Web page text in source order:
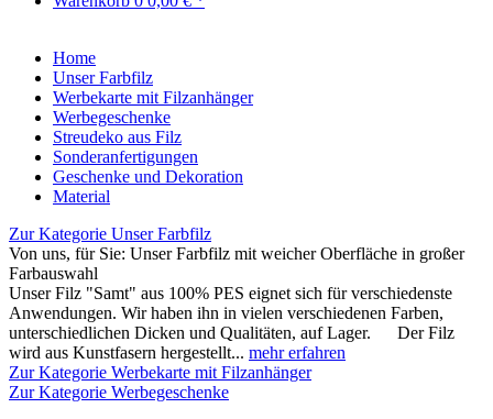
Home
Unser Farbfilz
Werbekarte mit Filzanhänger
Werbegeschenke
Streudeko aus Filz
Sonderanfertigungen
Geschenke und Dekoration
Material
Zur Kategorie Unser Farbfilz
Von uns, für Sie: Unser Farbfilz mit weicher Oberfläche in großer
Farbauswahl
Unser Filz "Samt" aus 100% PES eignet sich für verschiedenste
Anwendungen. Wir haben ihn in vielen verschiedenen Farben,
unterschiedlichen Dicken und Qualitäten, auf Lager. Der Filz
wird aus Kunstfasern hergestellt... mehr erfahren
Zur Kategorie Werbekarte mit Filzanhänger
Zur Kategorie Werbegeschenke